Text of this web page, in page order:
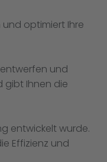
optimiert Ihre
und
gibt Ihnen die
entwickelt wurde.
Effizienz und